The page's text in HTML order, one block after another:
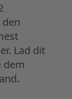
Lad dit
dem